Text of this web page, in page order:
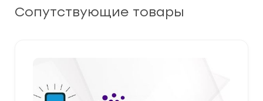
Сопутствующие товары